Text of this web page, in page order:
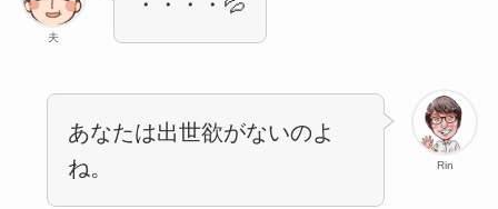
夫
Rin
あなたは出世欲がないのよ
ね。